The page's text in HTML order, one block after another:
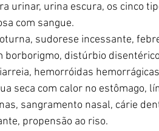
urinar, urina escura, os cinco
com sangue.
sudorese incessante,
borborigmo, distúrbio
hemorróidas
seca com calor no estômago,
sangramento nasal, cárie
propensão ao riso.